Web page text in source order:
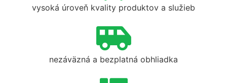
vysoká úroveň kvality produktov a služieb
nezáväzná a bezplatná obhliadka